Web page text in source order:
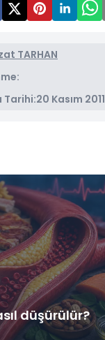
TARHAN
Tarihi:20 Kasım 2011
düşürülür?